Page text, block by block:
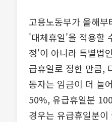
고용노동부가 올해
'대체휴일'을 적용할
정'이 아니라 특별법
급휴일로 정한 만큼,
동자는 임금이 더 늘
50%, 유급휴일분
경우는 유급휴일분